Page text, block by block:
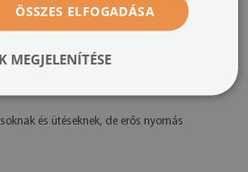
eltérhetnek a látványtervtől a monitor
típusa miatt.
lehetőség van grafikai
és ütéseknek, de erős nyomás
ÖSSZES ELFOGADÁSA
MEGJELENÍTÉSE